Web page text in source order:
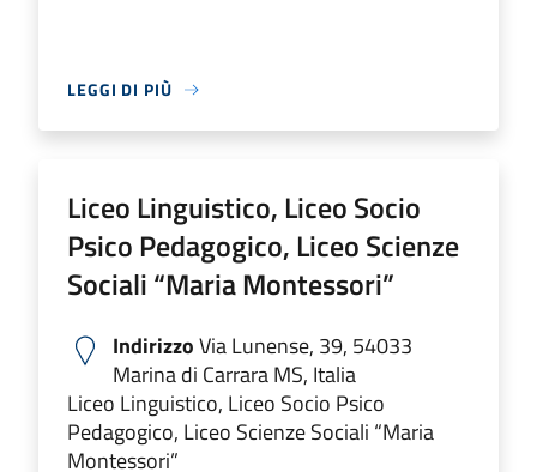
LEGGI DI PIÙ
Liceo Linguistico, Liceo Socio
Psico Pedagogico, Liceo Scienze
Sociali “Maria Montessori”
IndirizzoVia Lunense, 39, 54033
Marina di Carrara MS, Italia
Liceo Linguistico, Liceo Socio Psico
Pedagogico, Liceo Scienze Sociali “Maria
Montessori”